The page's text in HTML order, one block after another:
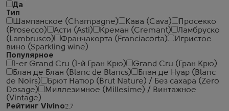
Да
Тип
Шампанское (Champagne)
Кава (Cava)
Просекко
(Prosecco)
Асти (Asti) Креман (Cremant)
Ламбруско
(Lambrusco)
Франчакорта (Franciacorta)
Игристое
вино (Sparkling wine)
Популярное
1-er Grand Cru (1-й Гран Крю)
Grand Cru (Гран Крю)
Блан де Блан (Blanc de Blancs)
Блан де Нуар (Blanc
de Noirs)
Брют Натюр (Brut Nature) / Без сахара (Zero
Dosage)
Миллезимное (Millesime) / Винтажное
(Vintage)
Рейтинг Vivino